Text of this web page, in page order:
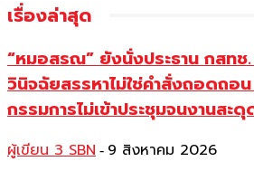
เรื่องล่าสุด
“หมอสรณ” ยังนั่งประธาน กสทช
วินิจฉัยสรรหาไม่ใช่คำสั่งถอดถอ
กรรมการไม่เข้าประชุมจนงานสะ
ผู้เขียน 3 SBN - 9 สิงหาคม 2026